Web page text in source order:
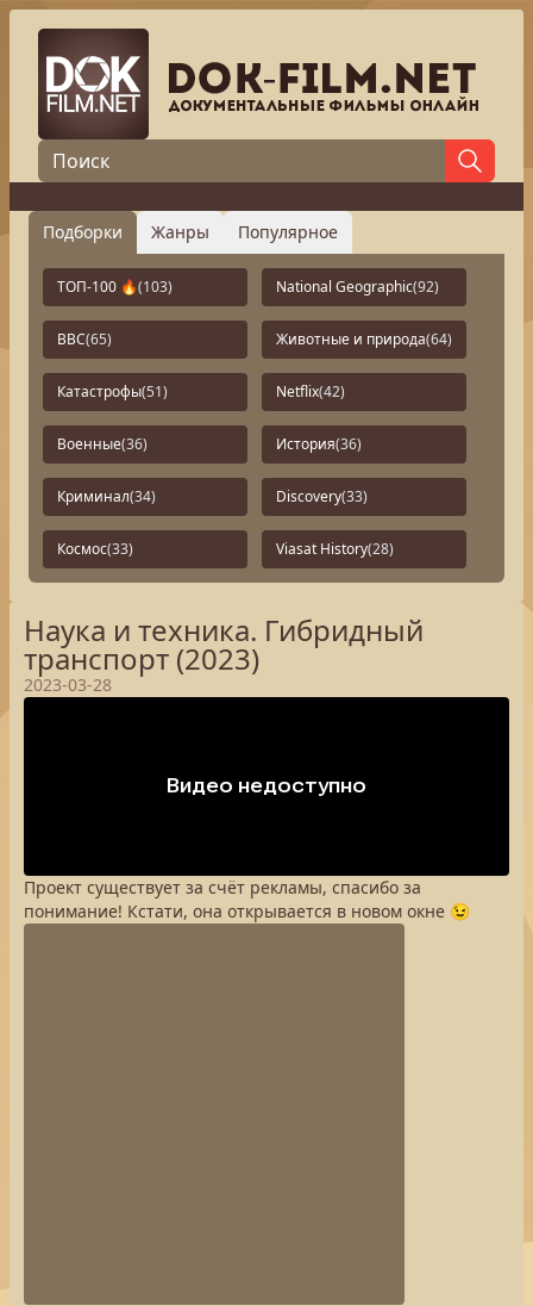
Подборки Жанры Популярное
ТОП-100 🔥(103) National Geographic(92)
BBC(65) Животные и природа(64)
Катастрофы(51) Netflix(42)
Военные(36) История(36)
Криминал(34) Discovery(33)
Космос(33) Viasat History(28)
Наука и техника. Гибридный
транспорт (2023)
2023-03-28
Проект существует за счёт рекламы, спасибо за
понимание! Кстати, она открывается в новом окне 😉